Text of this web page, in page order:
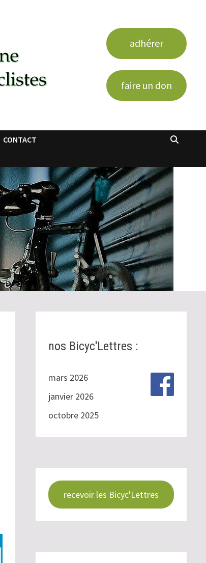
adhérer
faire un don
CONTACT
nos Bicyc'Lettres :
mars 2026
janvier 2026
octobre 2025
recevoir les Bicyc'Lettres